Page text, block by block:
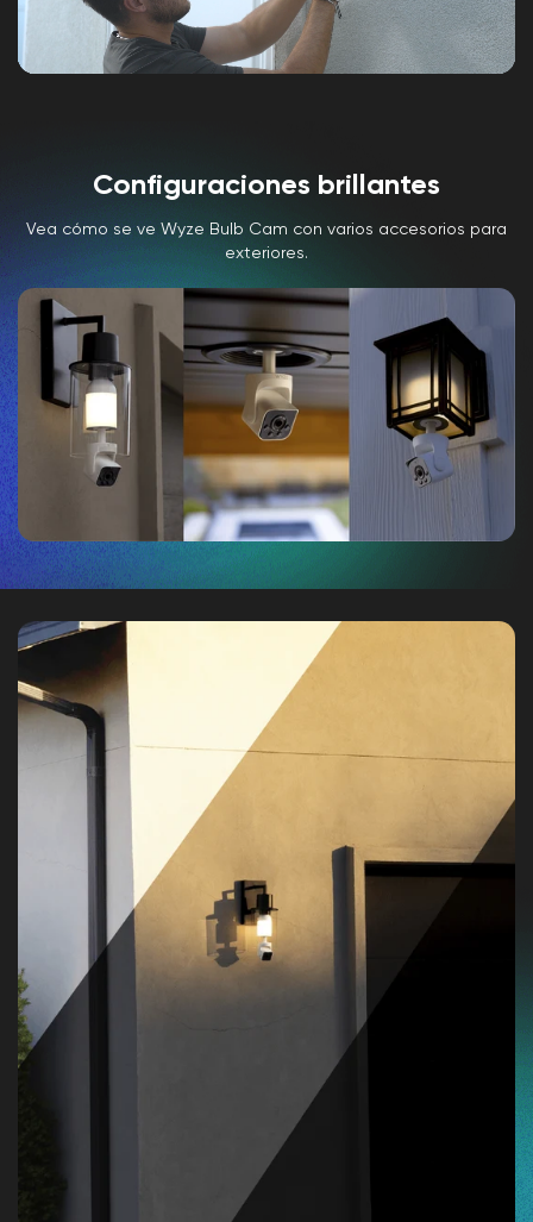
Configuraciones brillantes
Vea cómo se ve Wyze Bulb Cam con varios accesorios para
exteriores.